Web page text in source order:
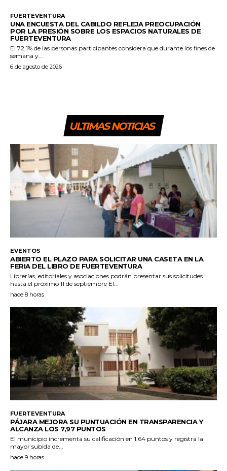
FUERTEVENTURA
UNA ENCUESTA DEL CABILDO REFLEJA PREOCUPACIÓN
POR LA PRESIÓN SOBRE LOS ESPACIOS NATURALES DE
FUERTEVENTURA
El 72,1% de las personas participantes considera que durante los fines de
semana y...
6 de agosto de 2026
ULTIMAS NOTICIAS
EVENTOS
ABIERTO EL PLAZO PARA SOLICITAR UNA CASETA EN LA
FERIA DEL LIBRO DE FUERTEVENTURA
Librerías, editoriales y asociaciones podrán presentar sus solicitudes
hasta el próximo 11 de septiembre El...
hace 8 horas
FUERTEVENTURA
PÁJARA MEJORA SU PUNTUACIÓN EN TRANSPARENCIA Y
ALCANZA LOS 7,97 PUNTOS
El municipio incrementa su calificación en 1,64 puntos y registra la
mayor subida de...
hace 9 horas